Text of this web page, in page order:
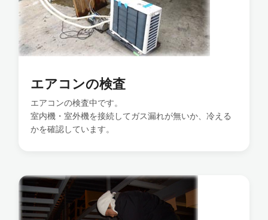
エアコンの検査
エアコンの検査中です。
室内機・室外機を接続してガス漏れが無いか、冷える
かを確認しています。